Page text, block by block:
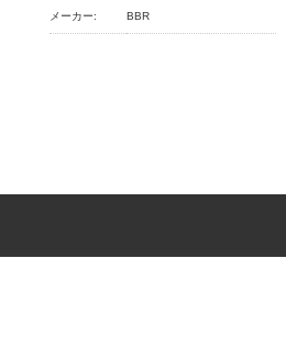
メーカー: BBR